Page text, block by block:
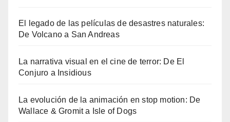
El legado de las películas de desastres naturales:
De Volcano a San Andreas
La narrativa visual en el cine de terror: De El
Conjuro a Insidious
La evolución de la animación en stop motion: De
Wallace & Gromit a Isle of Dogs